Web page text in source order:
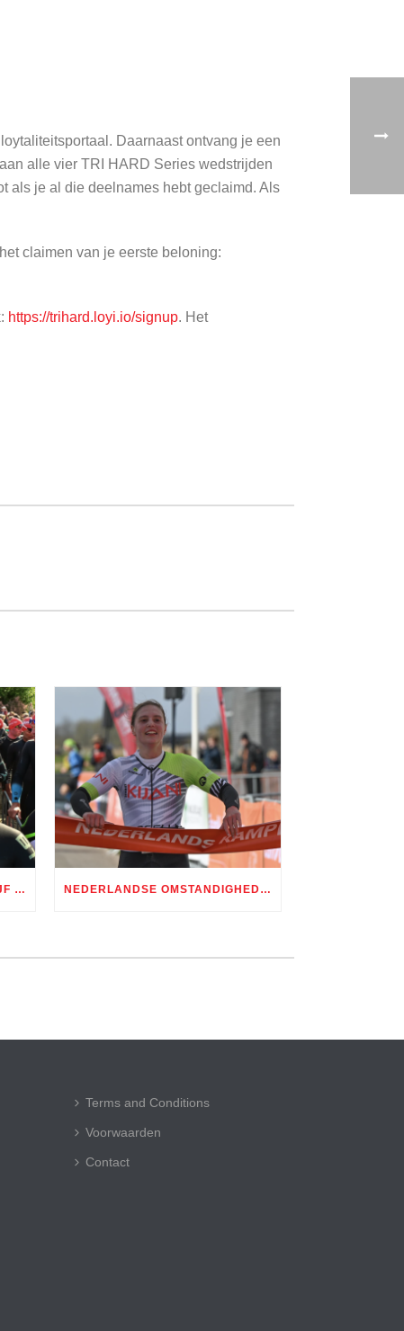
Daarnaast ontvang je een
alle vier TRI HARD Series wedstrijden
als je al die deelnames hebt geclaimd. Als
claimen van je eerste beloning:
https://trihard.loyi.io/signup. Het
GENIETEN GEBLAZEN BIJ STIJF UITVERKOCHTE EDITIE TRI ALMERE NEDERLANDSE OMSTANDIGHEDEN, PRACHTIGE STRIJD: SEIZOENSOPENER TRI HARD SERIES BIJ RBR / TIJDRIT ROTTERDAM SPECTACULAIR
Terms and Conditions
Voorwaarden
Contact